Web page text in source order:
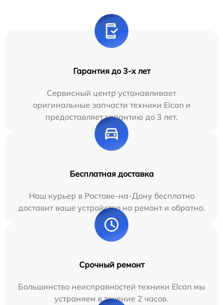
Гарантия до 3-х лет
Сервисный центр устанавливает
оригинальные запчасти техники Elcan и
предоставляет гарантию до 3 лет.
Бесплатная доставка
Наш курьер в Ростове-на-Дону бесплатно
доставит ваше устройство на ремонт и обратно.
Срочный ремонт
Большинство неисправностей техники Elcan мы
устраняем в течение 2 часов.